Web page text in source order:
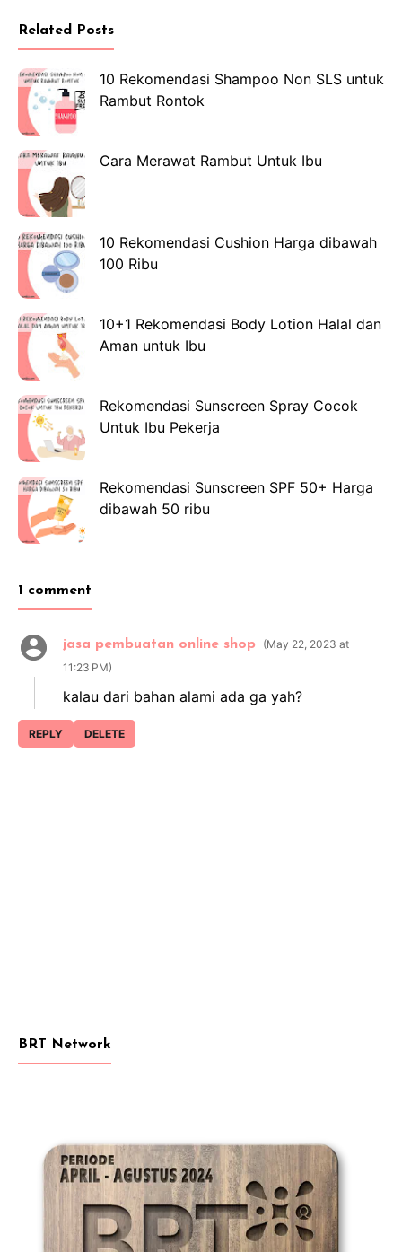
Related Posts
10 Rekomendasi Shampoo Non SLS untuk
Rambut Rontok
Cara Merawat Rambut Untuk Ibu
10 Rekomendasi Cushion Harga dibawah
100 Ribu
10+1 Rekomendasi Body Lotion Halal dan
Aman untuk Ibu
Rekomendasi Sunscreen Spray Cocok
Untuk Ibu Pekerja
Rekomendasi Sunscreen SPF 50+ Harga
dibawah 50 ribu
1 comment
jasa pembuatan online shop
May 22, 2023 at
11:23 PM
kalau dari bahan alami ada ga yah?
REPLY DELETE
BRT Network